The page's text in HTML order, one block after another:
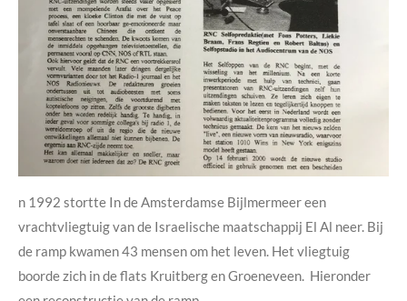
n 1992 stortte In de Amsterdamse Bijlmermeer een
vrachtvliegtuig van de Israelische maatschappij El Al neer. Bij
de ramp kwamen 43 mensen om het leven. Het vliegtuig
boorde zich in de flats Kruitberg en Groeneveen. Hieronder